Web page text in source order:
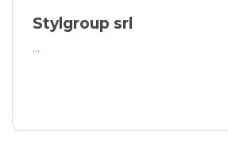
Stylgroup srl
...